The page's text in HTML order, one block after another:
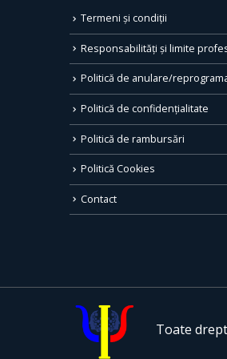
Termeni și condiții
Responsabilități și limite
Politică de anulare/
Politică de confidențialitate
Politică de rambursări
Politică Cookies
Contact
Toate